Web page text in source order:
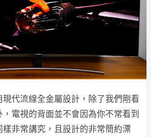
代流線全金屬設計，除了我們剛看
電視的背面並不會因為你不常看到
非常講究，且設計的非常簡約漂